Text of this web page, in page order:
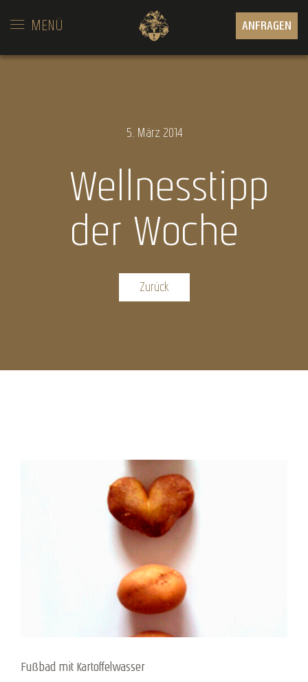
ANFRAGEN
MENÜ
5. März 2014
Wellnesstipp
der Woche
Zurück
Fußbad mit Kartoffelwasser